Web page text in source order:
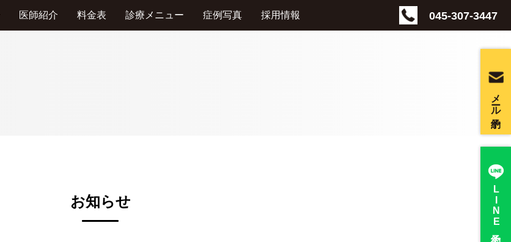
医師紹介 料金表 診療メニュー 症例写真 採用情報 045-307-3447
メール予約
LINE
お知らせ